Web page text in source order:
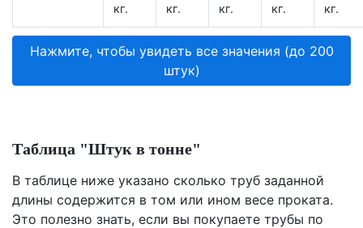
кг.
кг.
кг.
кг.
кг.
Нажмите, чтобы увидеть все значения (до 200
штук)
Таблица "Штук в тонне"
В таблице ниже указано сколько труб заданной
длины содержится в том или ином весе проката.
Это полезно знать, если вы покупаете трубы по